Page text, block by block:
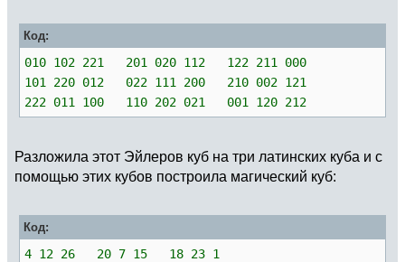
Код:
010 102 221 201 020 112 122 211 000
101 220 012 022 111 200 210 002 121
222 011 100 110 202 021 001 120 212
Разложила этот Эйлеров куб на три латинских куба и с
помощью этих кубов построила магический куб:
Код:
4 12 26 20 7 15 18 23 1